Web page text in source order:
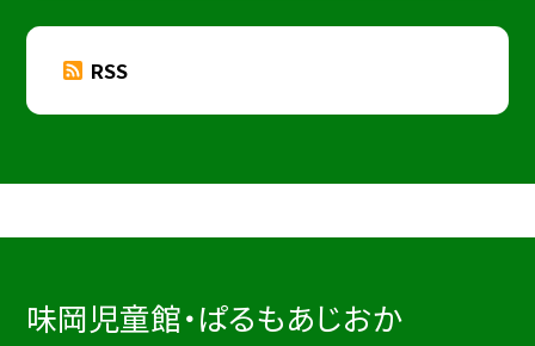
RSS
味岡児童館・ぱるもあじおか